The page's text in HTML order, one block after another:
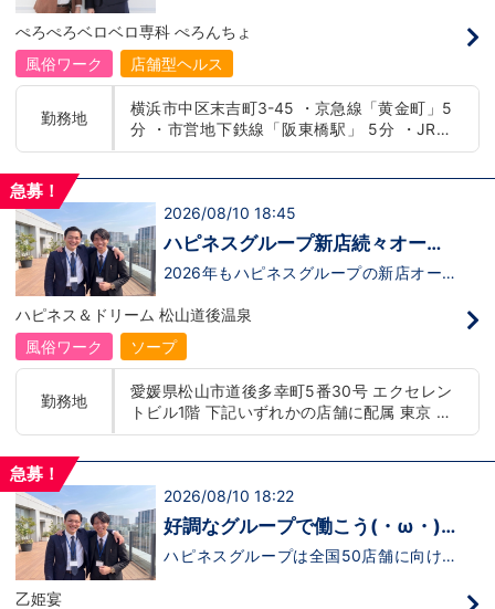
イトレジャー業界だからといって一般大手
企業様に引けを取らない体制で取り組んで
いる会社です。そのため、誰もが安心して
入社・勤務のできる環境なのです。それで
ャルサイトをご覧下さい。
【https://happiness-group.biz/】※お手
数ですがコピー＆ペーストしてURLを開い
他社と比較検討中など。そのような時は1
もしれません。アナタからのご連絡お待ち
しております。＜お給料に関して＞月収
500,000円スタート+交通費、家族手当、
禁煙手当、社訓手当、昇給昇格は随時実
実績あり。＜待遇＞社会保険、厚生年金、
雇用保険、労災、は入社初日から加入有給
休暇付与、社員旅行やオーダースーツの福
利厚生あり学歴・経歴・資格・年齢・性別
投資させていただきます。＜お仕事の内容
＞お客様を笑顔にし、キャストさんが働き
やすいように日々考えて環境を整えていく
せん。丁寧さ、誠実さ、笑顔、感謝の気持
います！・接客が好き・お客様が笑顔にな
ると自分も嬉しい・お客様だけでなく、働
く仲間もキャストさんも笑顔になると嬉し
い・喜んで(楽しんで)もらう為にはどうし
方が当グループでは活躍の場を広げていま
す。他にも…・失敗しても諦めない！・と
にかくやる気だけは負けない！・環境を変
をあげたい！など。接客業経験がないから
ジョンの為にこうしたい！こうなりたい！
と強い意志を持ってる方にも平等にチャン
スがある職場になっています。その為、未
経験からの応募も大歓迎です。今働いてる
倒的に多いです。「ちょっと求めてる人物
像と自分は違うかも…？」と思う方もいる
と思います。ですが、よく考えてくださ
い。全てが当てはまる人の方が少ないと思
分なんです。まずは応募して、面接時にあ
なたの想いを聞かせてください。その後、
私たちの想いを説明させていただきます。
と思います。ご応募お待ちしておりま
ぺろぺろベロベロ専科 ぺろんちょ
風俗ワーク
店舗型ヘルス
勤務地
横浜市中区末吉町3-45 ・京急線「黄金町」5
分 ・市営地下鉄線「阪東橋駅」 5分 ・JR線
「関内駅」15分
急募！
2026/08/10 18:45
ハピネスグループ新店続々オープ
ン決定！
2026年もハピネスグループの新店オープ
てみませんか？いままでの職歴も学歴も一
切関係ありません。頑張り次第で20代で
年収1000万円も夢じゃないんです！一般
職からの転職や、女性からのご応募大歓
ッフ一人ひとりが働きやすい環境のお店で
す。現在多くの女性スタッフが勤務してお
ります。業界経験のある方もない方もご応
新人キャストさんにお仕事を教えるアドバ
は年功序列ではなく実力主義です。 頑張
り次第でいくらでも店長や幹部枠への昇格
が可能なんです！力のある方には必要な席
をしっかりご用意できる環境ですのでご安
ハピネス＆ドリーム 松山道後温泉
風俗ワーク
ソープ
勤務地
愛媛県松山市道後多幸町5番30号 エクセレン
トビル1階 下記いずれかの店舗に配属 東京 五
反田：五反田駅から徒歩2分 池袋：池袋駅西
水戸：水戸駅からバス5分 北海道 札幌：すす
きの駅から徒歩5分 中国・四国 鳥取：米子市
皆生温泉 愛媛：松山道後温泉 九州・沖縄 福
岡：中洲川端駅から徒歩8分 沖縄：那覇市※出
店準備中 他にも続々出店予定 遠方からのご応
急募！
2026/08/10 18:22
好調なグループで働こう(・ω・)
ノ
ハピネスグループは全国50店舗に向けて
乙姫宴